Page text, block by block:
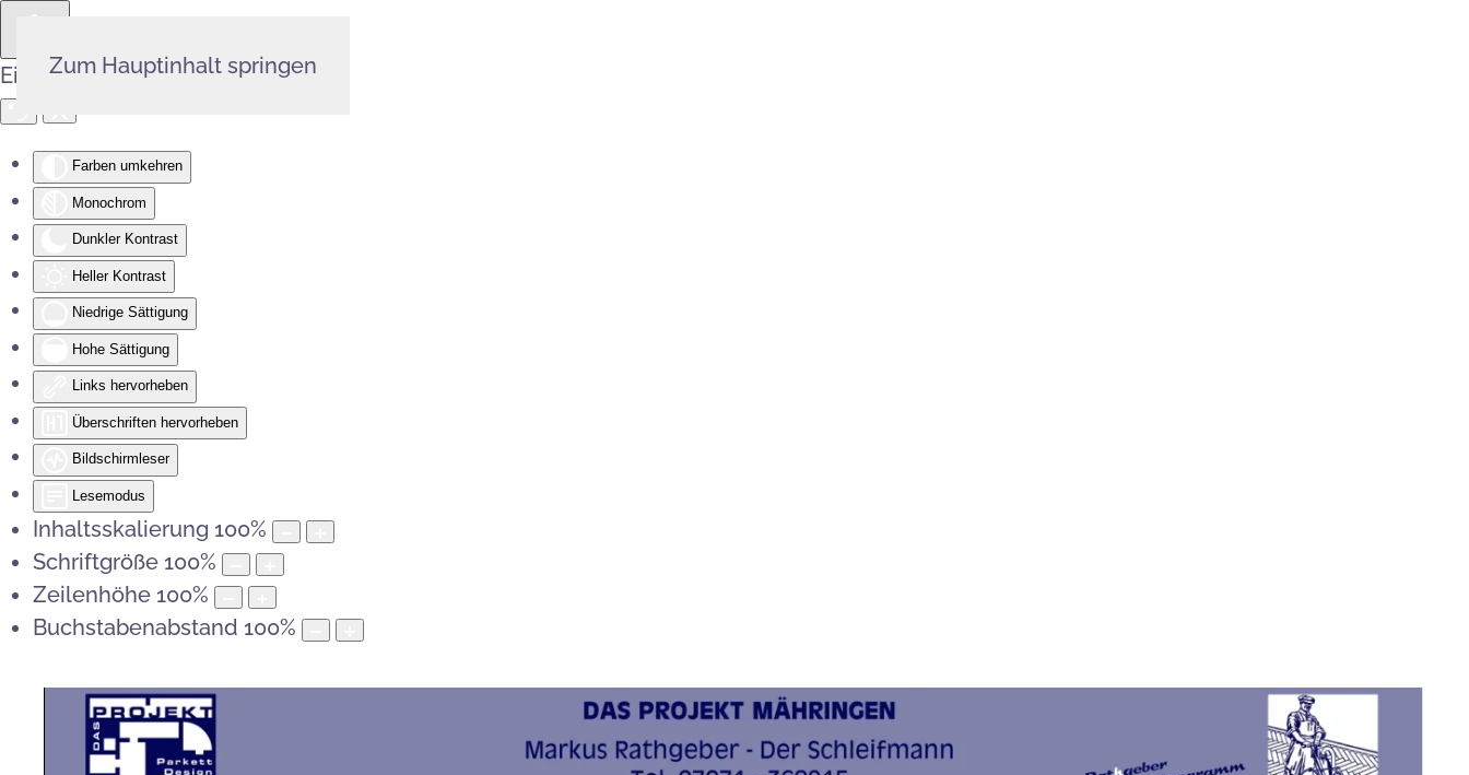
Eingabehilfen öffnen
Farben umkehren
Monochrom
Dunkler Kontrast
Heller Kontrast
Niedrige Sättigung
Hohe Sättigung
Links hervorheben
Überschriften hervorheben
Bildschirmleser
Lesemodus
Inhaltsskalierung 100%
Schriftgröße 100%
Zeilenhöhe 100%
Buchstabenabstand 100%
Zum Hauptinhalt springen